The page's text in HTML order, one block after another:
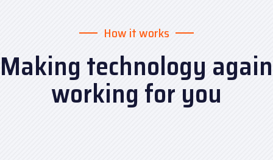
How it works
Making technology again
working for you